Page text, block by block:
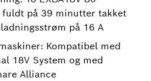
på 39 minutter takket
på 16 A
Kompatibel med
18V System og med
Alliance